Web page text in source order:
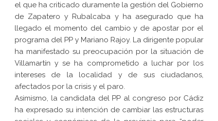
el que ha criticado duramente la gestión del Gobierno
de Zapatero y Rubalcaba y ha asegurado que ha
llegado el momento del cambio y de apostar por el
programa del PP y Mariano Rajoy. La dirigente popular
ha manifestado su preocupación por la situación de
Villamartín y se ha comprometido a luchar por los
intereses de la localidad y de sus ciudadanos,
afectados por la crisis y el paro.
Asimismo, la candidata del PP al congreso por Cádiz
ha expresado su intención de cambiar las estructuras